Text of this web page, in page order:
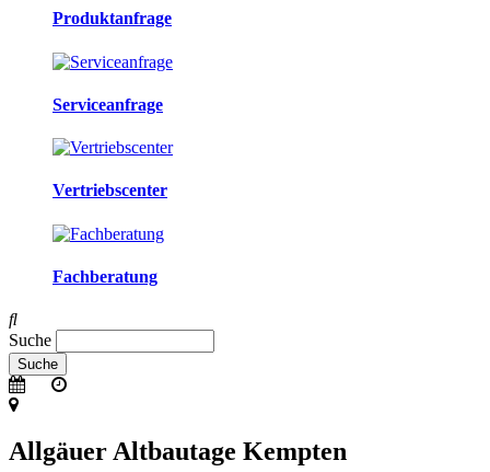
Produktanfrage
Serviceanfrage
Vertriebscenter
Fachberatung
Suche
Allgäuer Altbautage Kempten